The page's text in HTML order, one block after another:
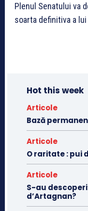
Plenul Senatului va
soarta definitiva a lui
Hot this week
Articole
Bază
Articole
O raritate : pui
Articole
S-au
d’Artagnan?